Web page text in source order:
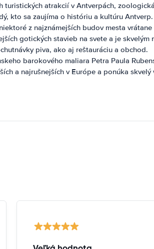
turistických atrakcií v Antverpách,
kto sa zaujíma o históriu a kultúru Antverp.
z najznámejších budov mesta
gotických stavieb na svete a je
piva, ako aj reštauráciu a obchod.
barokového maliara Petra Paula
a najrušnejších v Európe a ponúka skvelý